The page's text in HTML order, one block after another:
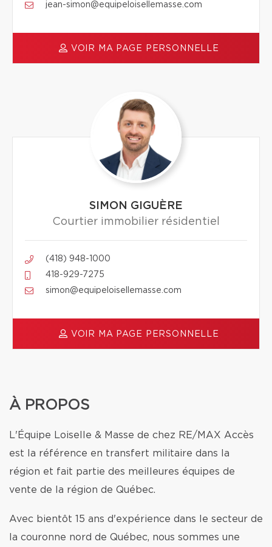
jean-simon@equipeloisellemasse.com
VOIR MA PAGE PERSONNELLE
SIMON GIGUÈRE
Courtier immobilier résidentiel
(418) 948-1000
418-929-7275
simon@equipeloisellemasse.com
VOIR MA PAGE PERSONNELLE
À PROPOS
L'Équipe Loiselle & Masse de chez RE/MAX Accès
est la référence en transfert militaire dans la
région et fait partie des meilleures équipes de
vente de la région de Québec.
Avec bientôt 15 ans d'expérience dans le secteur de
la couronne nord de Québec, nous sommes une